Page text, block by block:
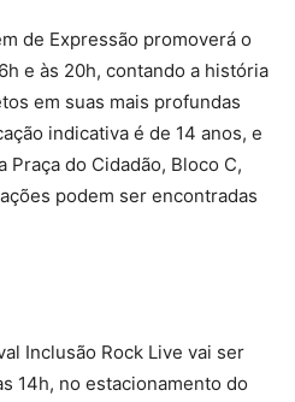
de Expressão promoverá o
e às 20h, contando a história
em suas mais profundas
indicativa é de 14 anos, e
Praça do Cidadão, Bloco C,
podem ser encontradas
Inclusão Rock Live vai ser
14h, no estacionamento do